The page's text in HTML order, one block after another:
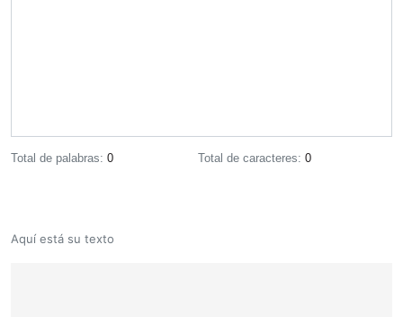
Total de palabras: 0 Total de caracteres: 0
Aquí está su texto